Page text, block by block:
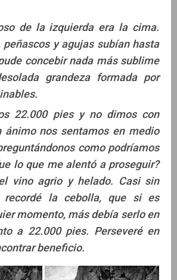
de la izquierda era la cima.
y agujas subían hasta
concebir nada más sublime
grandeza formada por
22.000 pies y no dimos con
ánimo nos sentamos en medio
como podríamos
lo que me alentó a proseguir?
vino agrio y helado. Casi sin
recordé la cebolla, que si es
momento, más debía serlo en
a 22.000 pies. Perseveré en
beneficio.